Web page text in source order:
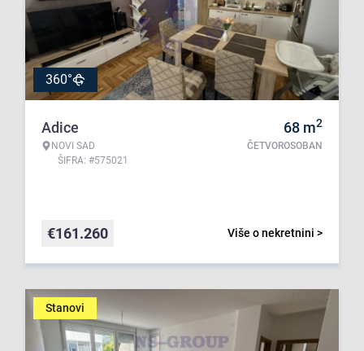
360°
Adice
NOVI SAD
ŠIFRA: #575021
68 m2
ČETVOROSOBAN
Više o nekretnini >
€161.260
Stanovi